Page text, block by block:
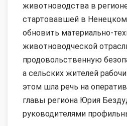
животноводства в
стартовавшей в Ненецком
обновить материально-
животноводческой
продовольственную
а сельских жителей
этом шла речь на
главы региона Юрия
руководителями